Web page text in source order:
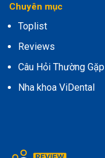
Chuyên mục
Toplist
Reviews
Câu Hỏi Thường Gặp
Nha khoa ViDental